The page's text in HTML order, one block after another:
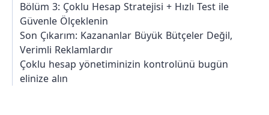
Bölüm 3: Çoklu Hesap Stratejisi + Hızlı Test ile
Güvenle Ölçeklenin
Son Çıkarım: Kazananlar Büyük Bütçeler Değil,
Verimli Reklamlardır
Çoklu hesap yönetiminizin kontrolünü bugün
elinize alın